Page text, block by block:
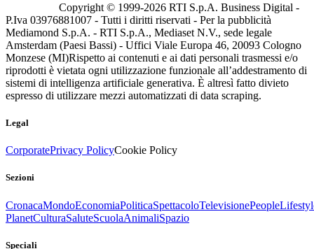
Copyright © 1999-2026 RTI S.p.A. Business Digital -
P.Iva 03976881007 - Tutti i diritti riservati - Per la pubblicità
Mediamond S.p.A. - RTI S.p.A., Mediaset N.V., sede legale
Amsterdam (Paesi Bassi) - Uffici Viale Europa 46, 20093 Cologno
Monzese (MI)Rispetto ai contenuti e ai dati personali trasmessi e/o
riprodotti è vietata ogni utilizzazione funzionale all’addestramento di
sistemi di intelligenza artificiale generativa. È altresì fatto divieto
espresso di utilizzare mezzi automatizzati di data scraping.
Legal
CorporatePrivacy PolicyCookie Policy
Sezioni
CronacaMondoEconomiaPoliticaSpettacoloTelevisionePeople
PlanetCulturaSaluteScuolaAnimaliSpazio
Speciali